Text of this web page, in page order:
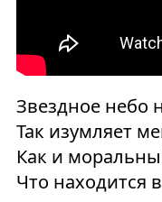
Звездное небо
Так изумляет
Как и
Что находится